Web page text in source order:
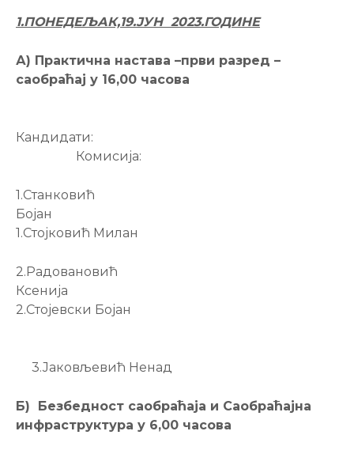
1.ПОНЕДЕЉАК,19.ЈУН2023.ГОДИНЕ
А) Практична настава –први разред –
саобраћај у 16,00 часова
Кандидати:
Комисија:
1.Станковић
Бојан
1.Стојковић Милан
2.Радовановић
Ксенија
2.Стојевски Бојан
3.Јаковљевић Ненад
Б) Безбедност саобраћаја и Саобраћајна
инфраструктура у 6,00 часова